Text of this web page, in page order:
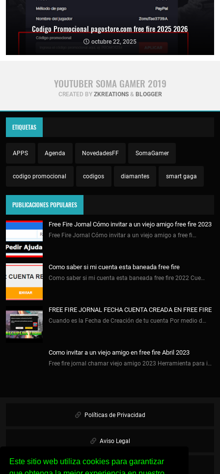
Este sitio web utiliza cookies para garantizar
Codigo Promocional pagostore.com free fire 2025 2026
octubre 22, 2025
YOUTUBER SOMA GAMER 2019
CREATED BY ZKREATIONS& BLOGGER
ETIQUETAS
APPS Agenda NovedadesFF SomaGamer
codigo promocional codigos diamantes smart gaga
PUBLICACIONES POPULARES
Free Fire Jornal Cómo invitar a un viejo amigo free fire 2023
Free Fire Jornal Cómo invitar a un viejo amigo a free fi…
Como saber si mi cuenta esta baneada free fire
Como saber si mi cuenta esta baneada free fire 2022 Cue…
FREE FIRE JORNAL FECHA CUENTA CREADA EN FREE FIRE
Cuando es la Fecha de Creación de tu cuenta Por medio d…
Como invitar a un viejo amigo en free fire Abril 2023
Free fire jornal chamar viejo amigo 2023 Herramienta para i…
Políticas de Privacidad
Aviso Legal
Cookies